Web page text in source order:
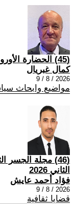
(45) الحضارة الأوروبية، مسيحية أم لامسيحية الهوية
كمال غبريال
2026 / 8 / 9
مواضيع وابحاث
(46) مجلة الجسر
الثاني 2026
فؤاد أحمد عايش
2026 / 8 / 9
قضايا ثقافية